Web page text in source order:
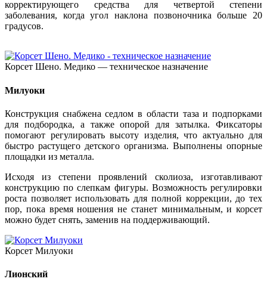
корректирующего средства для четвертой степени
заболевания, когда угол наклона позвоночника больше 20
градусов.
Корсет Шено. Медико — техническое назначение
Милуоки
Конструкция снабжена седлом в области таза и подпорками
для подбородка, а также опорой для затылка. Фиксаторы
помогают регулировать высоту изделия, что актуально для
быстро растущего детского организма. Выполнены опорные
площадки из металла.
Исходя из степени проявлений сколиоза, изготавливают
конструкцию по слепкам фигуры. Возможность регулировки
роста позволяет использовать для полной коррекции, до тех
пор, пока время ношения не станет минимальным, и корсет
можно будет снять, заменив на поддерживающий.
Корсет Милуоки
Лионский